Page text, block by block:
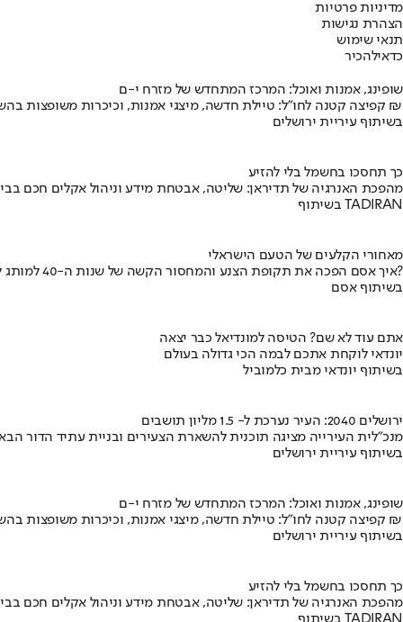
מדיניות פרטיות
הצהרת נגישות
תנאי שימוש
כדאילהכיר
שופינג, אמנות ואוכל: המרכז המתחדש של מזרח י-ם
קפיצה קטנה לחו"ל: טיילת חדשה, מיצגי אמנות, וכיכרות משופצות בהשקעה של 100 מיליון ₪
בשיתוף עיריית ירושלים
כך תחסכו בחשמל בלי להזיע
מהפכת האנרגיה של תדיראן: שליטה, אבטחת מידע וניהול אקלים חכם
בשיתוף TADIRAN
מאחורי הקלעים של הטעם הישראלי
איך אסם הפכה את תקופת הצנע והמחסור הקשה של שנות ה-40 למותג לאומי?
בשיתוף אסם
אתם עוד לא שם? הטיסה למונדיאל כבר יצאה
יונדאי לוקחת אתכם לבמה הכי גדולה בעולם
בשיתוף יונדאי מבית כלמוביל
ירושלים 2040: העיר נערכת ל- 1.5 מליון תושבים
מנכ"לית העירייה מציגה תוכנית להשארת הצעירים ובניית עתיד הדור
בשיתוף עיריית ירושלים
שופינג, אמנות ואוכל: המרכז המתחדש של מזרח י-ם
קפיצה קטנה לחו"ל: טיילת חדשה, מיצגי אמנות, וכיכרות משופצות בהשקעה של 100 מיליון ₪
בשיתוף עיריית ירושלים
כך תחסכו בחשמל בלי להזיע
מהפכת האנרגיה של תדיראן: שליטה, אבטחת מידע וניהול אקלים חכם